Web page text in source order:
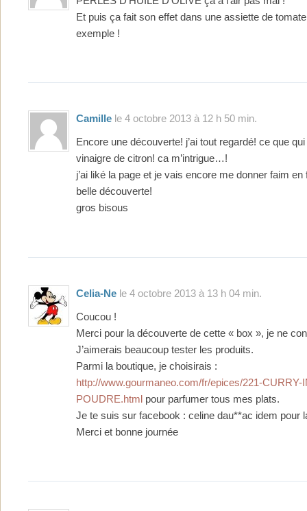
Et puis ça fait son effet dans une assiette de
exemple !
Camille le 4 octobre 2013 à 12 h 50 min.
Encore une découverte! j’ai tout regardé! ce que
vinaigre de citron! ca m’intrigue…!
j’ai liké la page et je vais encore me donner faim
belle découverte!
gros bisous
Celia-Ne le 4 octobre 2013 à 13 h 04 min.
Coucou !
Merci pour la découverte de cette « box », je ne
J’aimerais beaucoup tester les produits.
Parmi la boutique, je choisirais :
http://www.gourmaneo.com/fr/epices/221-CURRY-
POUDRE.html pour parfumer tous mes plats.
Je te suis sur facebook : celine dau**ac idem pour
Merci et bonne journée